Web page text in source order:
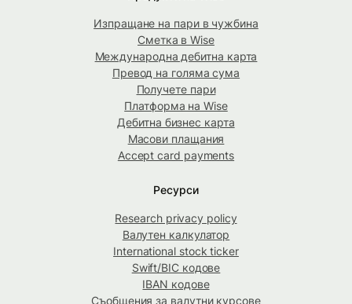
Изпращане на пари в чужбина
Сметка в Wise
Международна дебитна карта
Превод на голяма сума
Получете пари
Платформа на Wise
Дебитна бизнес карта
Масови плащания
Accept card payments
Ресурси
Research privacy policy
Валутен калкулатор
International stock ticker
Swift/BIC кодове
IBAN кодове
Съобщения за валутни курсове